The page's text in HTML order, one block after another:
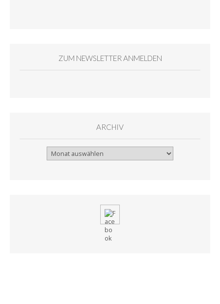
ZUM NEWSLETTER ANMELDEN
ARCHIV
Archiv